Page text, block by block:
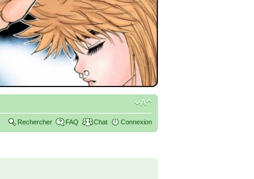
Rechercher FAQ Chat Connexion